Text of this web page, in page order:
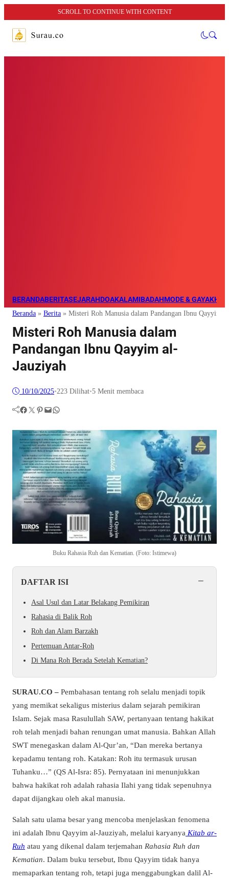
SCROLL TO CONTINUE WITH CONTENT
BERANDABERITASEJARAHDOAKALAMIBADAHMODE & GAYA
Beranda » Berita » Misteri Roh Manusia dalam Pandangan Ibnu Qayyim
Misteri Roh Manusia dalam
Pandangan Ibnu Qayyim al-
Jauziyah
10/10/2025•223 Dilihat•5 Menit membaca
Facebook Twitter Pinterest Mail WhatsApp
Buku Rahasia Ruh dan Kematian. (Foto: Istimewa)
DAFTAR ISI −
Asal Usul dan Latar Belakang Pemikiran
Rahasia di Balik Roh
Roh dan Alam Barzakh
Pertemuan Antar-Roh
Di Mana Roh Berada Setelah Kematian?
SURAU.CO – Pembahasan tentang roh selalu menjadi topik
yang memikat sekaligus misterius dalam sejarah pemikiran
Islam. Sejak masa Rasulullah SAW, pertanyaan tentang hakikat
roh telah menjadi bahan renungan umat manusia. Bahkan Allah
SWT menegaskan dalam Al-Qur’an, “Dan mereka bertanya
kepadamu tentang roh. Katakan: Roh itu termasuk urusan
Tuhanku…” (QS Al-Isra: 85). Pernyataan ini menunjukkan
bahwa hakikat roh adalah rahasia Ilahi yang tidak sepenuhnya
dapat dijangkau oleh akal manusia.
Salah satu ulama besar yang mencoba menjelaskan fenomena
ini adalah Ibnu Qayyim al-Jauziyah, melalui karyanya Kitab ar-
Ruh atau yang dikenal dalam terjemahan Rahasia Ruh dan
Kematian. Dalam buku tersebut, Ibnu Qayyim tidak hanya
memaparkan tentang roh, tetapi juga menggabungkan dalil Al-